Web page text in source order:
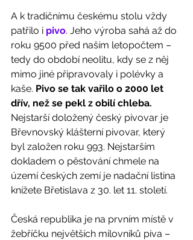
A k tradičnímu českému stolu vždy
patřilo i pivo. Jeho výroba sahá až do
roku 9500 před naším letopočtem –
tedy do období neolitu, kdy se z něj
mimo jiné připravovaly i polévky a
kaše. Pivo se tak vařilo o 2000 let
dřív, než se pekl z obilí chleba.
Nejstarší doložený český pivovar je
Břevnovský klášterní pivovar, který
byl založen roku 993. Nejstarším
dokladem o pěstování chmele na
území českých zemí je nadační listina
knížete Břetislava z 30. let 11. století.
Česká republika je na prvním místě v
žebříčku největších milovníků piva –